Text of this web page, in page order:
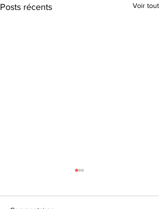
Posts récents Voir tout